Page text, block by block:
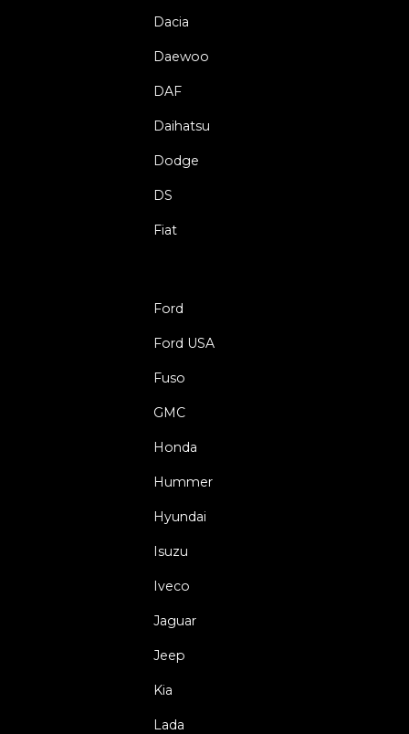
Dacia
Daewoo
DAF
Daihatsu
Dodge
DS
Fiat
Ford
Ford USA
Fuso
GMC
Honda
Hummer
Hyundai
Isuzu
Iveco
Jaguar
Jeep
Kia
Lada